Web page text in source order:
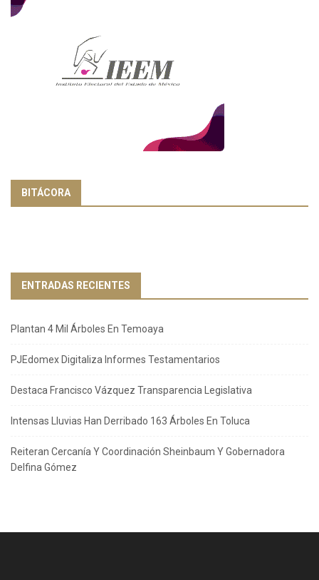
BITÁCORA
ENTRADAS RECIENTES
Plantan 4 Mil Árboles En Temoaya
PJEdomex Digitaliza Informes Testamentarios
Destaca Francisco Vázquez Transparencia Legislativa
Intensas Lluvias Han Derribado 163 Árboles En Toluca
Reiteran Cercanía Y Coordinación Sheinbaum Y Gobernadora
Delfina Gómez